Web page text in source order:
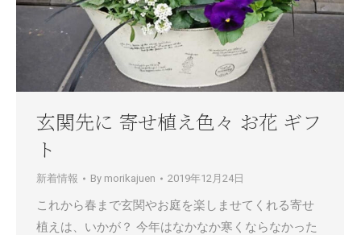
玄関先に 寄せ植え色々 お花 ギフ
ト
新着情報 By morikajuen 2019年12月24日
これから春まで玄関やお庭を楽しませてくれる寄せ
植えは、いかが？ 今年はなかなか寒くならなかった